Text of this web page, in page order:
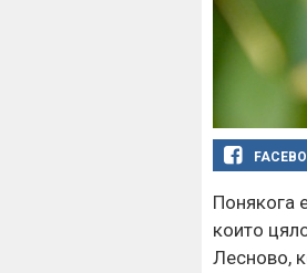
Понякога
които
Лесново,